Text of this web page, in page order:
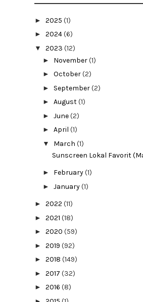
► 2025 (1)
► 2024(6)
▼ 2023 (12)
► November(1)
►October(2)
► September(2)
►August(1)
►June(2)
►April(1)
▼ March(1)
Sunscreen Lokal Favorit
► February(1)
►January(1)
► 2022 (11)
► 2021 (18)
► 2020 (59)
► 2019 (92)
► 2018 (149)
► 2017 (32)
► 2016 (8)